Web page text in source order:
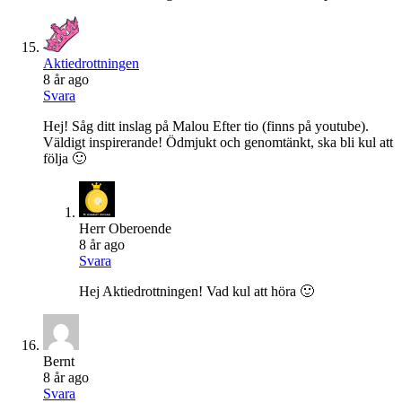
Aktiedrottningen
8 år ago
Svara
Hej! Såg ditt inslag på Malou Efter tio (finns på youtube).
Väldigt inspirerande! Ödmjukt och genomtänkt, ska bli kul att
följa 🙂
Herr Oberoende
8 år ago
Svara
Hej Aktiedrottningen! Vad kul att höra 🙂
Bernt
8 år ago
Svara